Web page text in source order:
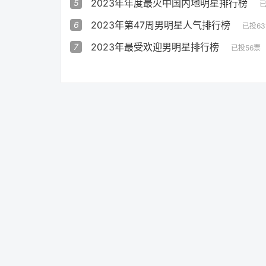
5 2023年年度最火中国内地明星排行榜
6 2023年第47周男明星人气排行榜 已投
7 2023年最受欢迎男明星排行榜 已投56票